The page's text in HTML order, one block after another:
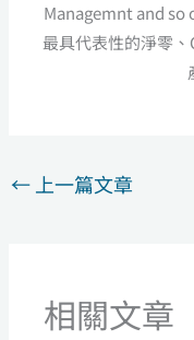
Managemnt and so
最具代表性的淨零
← 上一篇文章
相關文章